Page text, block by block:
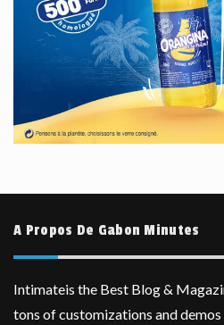
A Propos De Gabon Minutes
Intimateis the Best Blog &
tons of customizations and